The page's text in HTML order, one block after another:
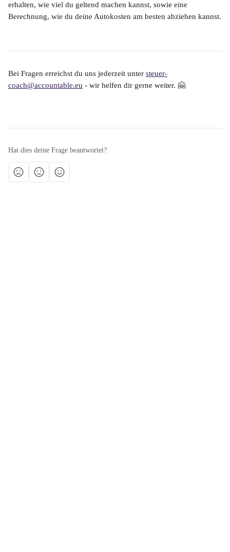
erhalten, wie viel du geltend machen kannst, sowie eine
Berechnung, wie du deine Autokosten am besten abziehen kannst.
Bei Fragen erreichst du uns jederzeit unter steuer-
coach@accountable.eu - wir helfen dir gerne weiter. 🤗
Hat dies deine Frage beantwortet?